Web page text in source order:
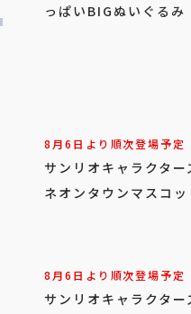
っぱいBIGぬいぐるみ
8月6日より順次登場予定
サンリオキャラクター
ネオンタウンマスコッ
8月6日より順次登場予定
サンリオキャラクター